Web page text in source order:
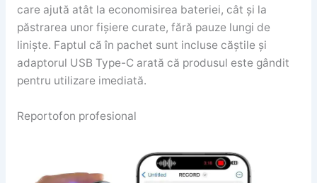
care ajută atât la economisirea bateriei, cât și la
păstrarea unor fișiere curate, fără pauze lungi de
liniște. Faptul că în pachet sunt incluse căștile și
adaptorul USB Type-C arată că produsul este gândit
pentru utilizare imediată.
Reportofon profesional